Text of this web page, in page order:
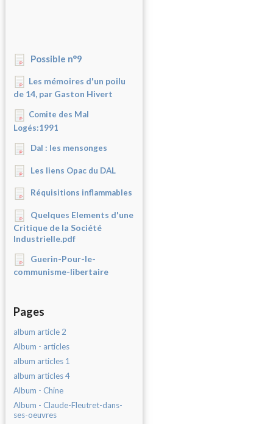
Possible n°9
Les mémoires d'un poilu
de 14, par Gaston Hivert
Comite des Mal
Logés:1991
Dal : les mensonges
Les liens Opac du DAL
Réquisitions inflammables
Quelques Elements d'une
Critique de la Société
Industrielle.pdf
Guerin-Pour-le-
communisme-libertaire
Pages
album article 2
Album - articles
album articles 1
album articles 4
Album - Chine
Album - Claude-Fleutret-dans-
ses-oeuvres